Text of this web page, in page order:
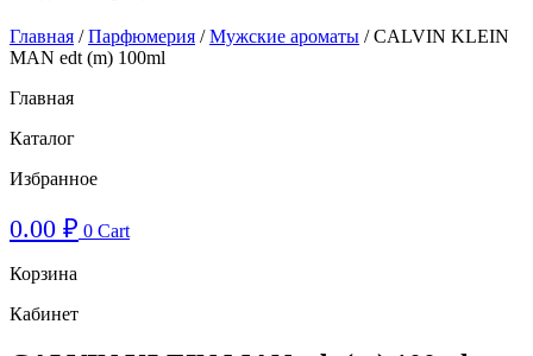
Главная /Парфюмерия /Мужские ароматы / CALVIN KLEIN
MAN edt (m) 100ml
Главная
Каталог
Избранное
0.00 ₽ 0 Cart
Корзина
Кабинет